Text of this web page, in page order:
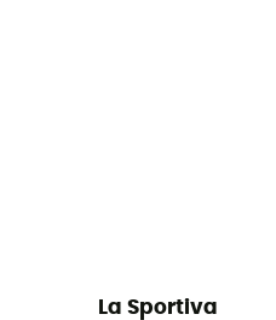
La Sportiva